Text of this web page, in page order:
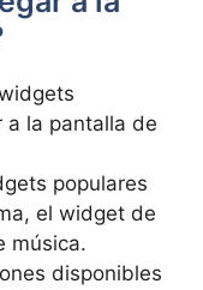
a la pantalla de
populares⁢
el widget de
música.
disponibles